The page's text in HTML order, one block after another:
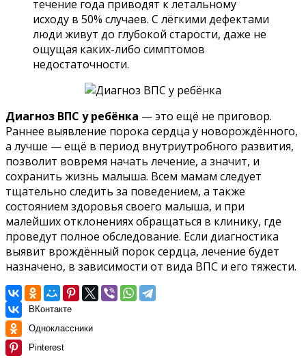
течение года приводят к летальному
исходу в 50% случаев. С лёгкими дефектами
люди живут до глубокой старости, даже не
ощущая каких-либо симптомов
недостаточности.
Диагноз ВПС у ребёнка — это ещё не приговор.
Раннее выявление порока сердца у новорождённого,
а лучше — ещё в период внутриутробного развития,
позволит вовремя начать лечение, а значит, и
сохранить жизнь малыша. Всем мамам следует
тщательно следить за поведением, а также
состоянием здоровья своего малыша, и при
малейших отклонениях обращаться в клинику, где
проведут полное обследование. Если диагностика
выявит врождённый порок сердца, лечение будет
назначено, в зависимости от вида ВПС и его тяжести.
ВКонтакте
Одноклассники
Pinterest